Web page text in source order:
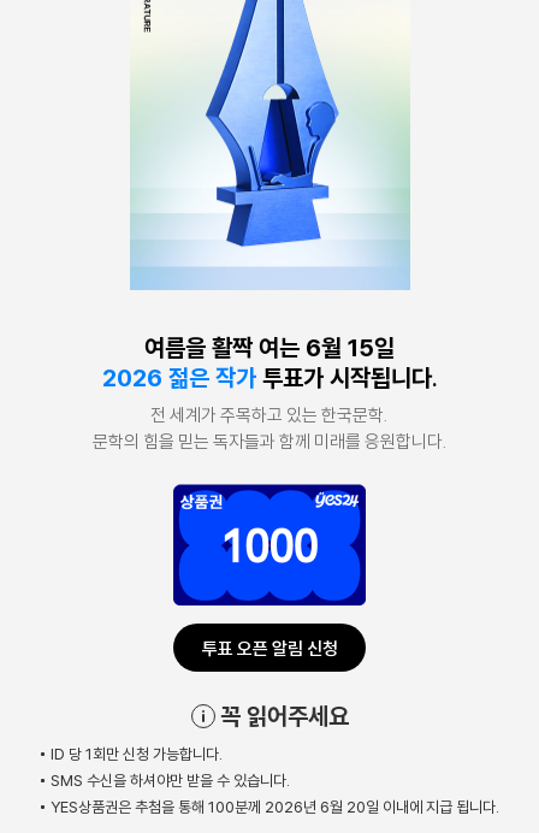
여름을 활짝 여는 6월 15일
2026 젊은 작가투표가 시작됩니다.
전 세계가 주목하고 있는 한국문학.
문학의 힘을 믿는 독자들과 함께 미래를 응원합니다.
투표 오픈 알림 신청
꼭 읽어주세요
ID 당 1회만 신청 가능합니다.
SMS 수신을 하셔야만 받을 수 있습니다.
YES상품권은 추첨을 통해 100분께 2026년 6월 20일 이내에 지급 됩니다.